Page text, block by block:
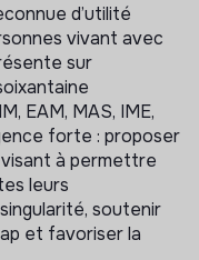
d’utilité
vivant avec
sur
EAM, MAS, IME,
forte : proposer
à permettre
leurs
soutenir
et favoriser la